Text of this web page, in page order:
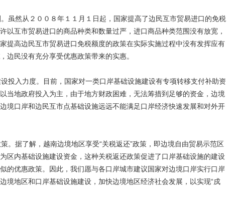
虽然从２００８年１１月１日起，国家提高了边民互市贸易进口的免税
以互市贸易进口的商品种类和数量过严，进口商品种类范围没有放宽，
提高边民互市贸易进口免税额度的政策在实际实施过程中没有发挥应有
边民没有充分享受优惠政策带来的实惠。
投入力度。目前，国家对一类口岸基础设施建设有专项转移支付补助资
当地政府投入为主，由于地方财政困难，无法筹措到足够的资金，边境
境口岸和边民互市点基础设施远远不能满足口岸经济快速发展和对外开
。据了解，越南边境地区享受“关税返还”政策，即边境自由贸易示范区
区内基础设施建设资金，这种关税返还政策促进了口岸基础设施的建设
的优惠政策。因此，我们愿与各口岸城市建议国家对边境口岸实行口岸
境地区和口岸基础设施建设，加快边境地区经济社会发展，以实现“戍